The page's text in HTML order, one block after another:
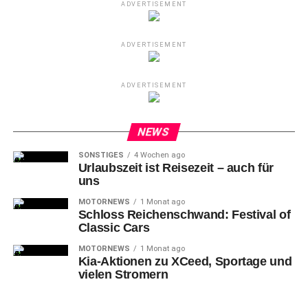
ADVERTISEMENT
ADVERTISEMENT
ADVERTISEMENT
NEWS
SONSTIGES 4 Wochen ago
Urlaubszeit ist Reisezeit – auch für
uns
MOTORNEWS 1 Monat ago
Schloss Reichenschwand: Festival of
Classic Cars
MOTORNEWS 1 Monat ago
Kia-Aktionen zu XCeed, Sportage und
vielen Stromern